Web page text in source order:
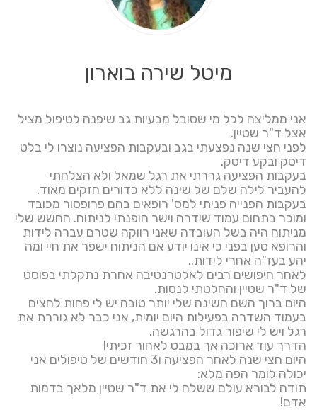
מיטל שירה בוארון
אני ממליצה לכל מי שסובל מבעיות גב שיפנה לטיפול מציל
אצל ד"ר שטיין.
לפני חצי שנה נפצעתי בגב ובעקבות הפציעה נוצרו לי בלט
דיסק ובקע דיסק.
בעקבות הפציעה גררתי את רגל שמאל ולא הצלחתי
להעביר לילה שלם של שינה ללא כדורים חזקים מאוד.
בעקבות הפנייה פניתי למס' רופאים בהם פרופסור מכובד
ומוכר בתחום עמוד שידרה וישר הופנתי לניתוח. החשש שלי
מניתוח היה בשל העובדה שאני רווקה שטרם עברה לידות
והרופא טען בפני כי אינו יודע אם הניתוח ישפר את חיי ומה
יהע בעז"ה אחרי לידות..
לאחר חיפושים רבים לאלטרנטיבה אחרת נתקלתי בפוסט
של ד"ר שטיין והחלטתי לנסות.
היום ברוך השם השינה שלי יותר טובה יש לי פחות לחצים
בעמוד השדרה בפעילות היום יומית, אני כבר לא גוררת את
רגל ויש לי שיפור גדול בהרגשה.
הדרך עוד ארוכה אך במבט לאחור זכיתי!
היום חצי שנה לאחר הפציעה ו3 חודשים של טיפולים אני
יכולה לומר הפה מלא:
תודה לבורא עולם ששלח לי את ד"ר שטיין מלאך בדמות
אדם!